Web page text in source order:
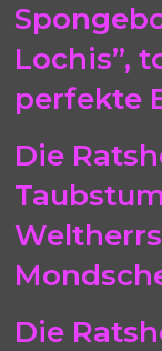
Lochis”,
perfekte
Die
Die